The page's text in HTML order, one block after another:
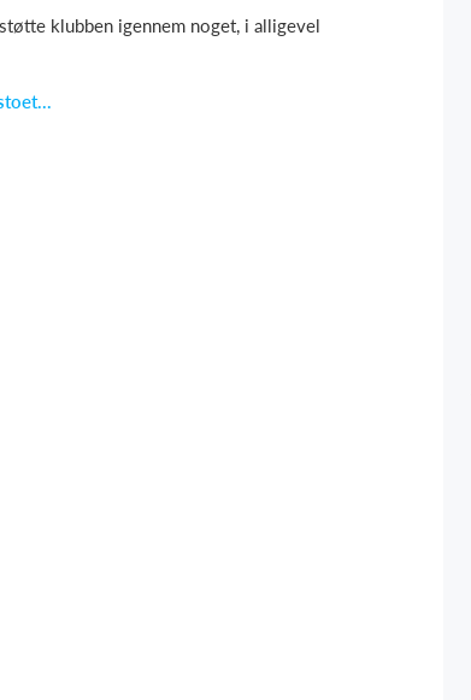
klubben igennem noget, i alligevel